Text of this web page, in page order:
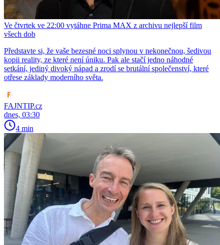
Ve čtvrtek ve 22:00 vytáhne Prima MAX z archivu nejlepší film
všech dob
Představte si, že vaše bezesné noci splynou v nekonečnou, šedivou
kopii reality, ze které není úniku. Pak ale stačí jedno náhodné
setkání, jediný divoký nápad a zrodí se brutální společenství, které
otřese základy moderního světa.
FAJNTIP.cz
dnes, 03:30
4 min